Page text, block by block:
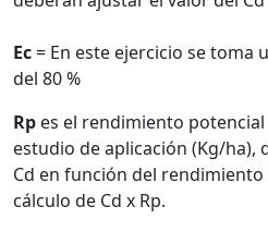
Ec= En este ejercicio se toma
del 80 %
Rp es el rendimiento
estudio de aplicación (Kg/ha),
Cd en función del
cálculo de Cd x Rp.